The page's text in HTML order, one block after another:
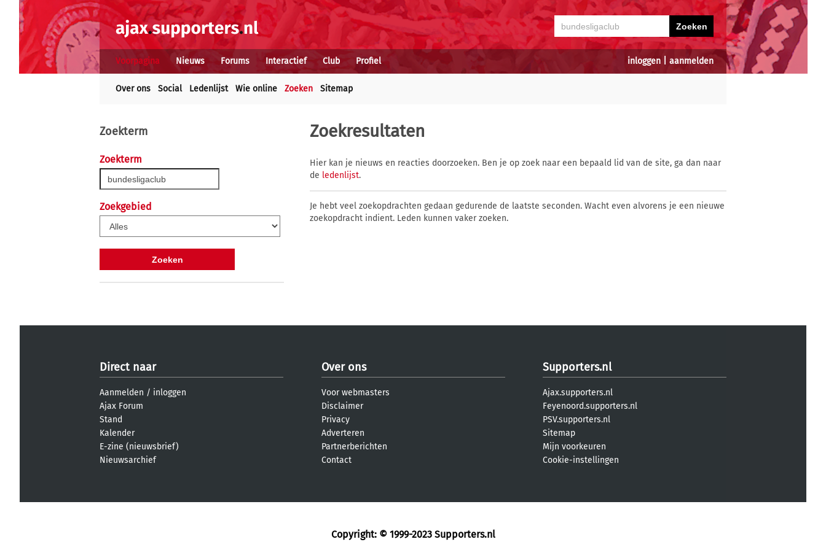
inloggen aanmelden
Voorpagina Nieuws Forums Interactief Club Profiel
Over ons Social Ledenlijst Wie online Zoeken Sitemap
Zoekterm
Zoekterm
Zoekgebied
Zoekresultaten
Hier kan je nieuws en reacties doorzoeken. Ben je op zoek naar een bepaald lid van de site, ga dan naar
de ledenlijst.
Je hebt veel zoekopdrachten gedaan gedurende de laatste seconden. Wacht even alvorens je een nieuwe
zoekopdracht indient. Leden kunnen vaker zoeken.
Direct naar
Aanmelden / inloggen
Ajax Forum
Stand
Kalender
E-zine (nieuwsbrief)
Nieuwsarchief
Over ons
Voor webmasters
Disclaimer
Privacy
Adverteren
Partnerberichten
Contact
Supporters.nl
Ajax.supporters.nl
Feyenoord.supporters.nl
PSV.supporters.nl
Sitemap
Mijn voorkeuren
Cookie-instellingen
Copyright: © 1999-2023 Supporters.nl